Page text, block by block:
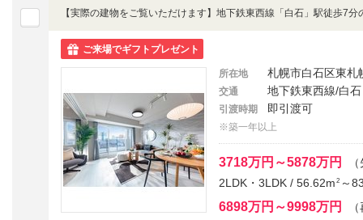
ご来場でギフトプレゼント
所在地 札幌市白石区東札
交通 地下鉄東西線/白
引渡時期 即引渡可
※築一年以上
3718万円～5878万円
（
2LDK・3LDK / 56.62m 2 ～
6898万円～9998万円
（